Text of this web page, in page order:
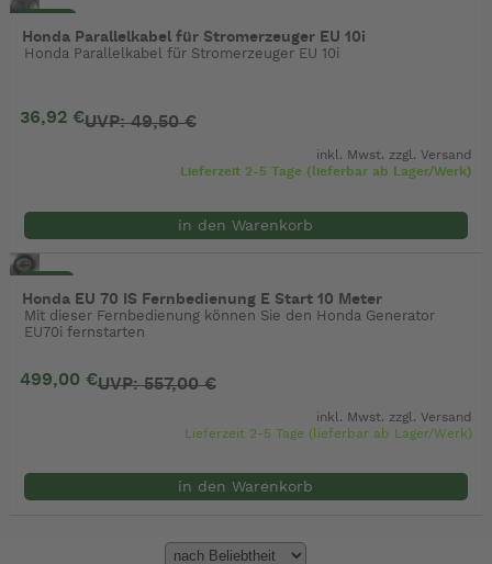
Honda Parallelkabel für Stromerzeuger EU 10i
Honda Parallelkabel für Stromerzeuger EU 10i
36,92 €UVP: 49,50 €
inkl. Mwst. zzgl.Versand
Lieferzeit 2-5 Tage (lieferbar ab Lager/Werk)
in den Warenkorb
Honda EU 70 IS Fernbedienung E Start 10 Meter
Mit dieser Fernbedienung können Sie den Honda Generator
EU70i fernstarten
499,00 €UVP: 557,00 €
inkl. Mwst. zzgl.Versand
Lieferzeit 2-5 Tage (lieferbar ab Lager/Werk)
in den Warenkorb